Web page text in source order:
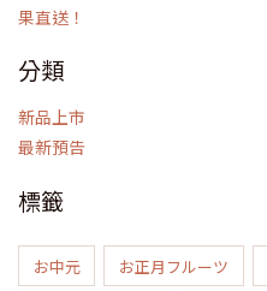
果直送！
分類
新品上市
最新預告
標籤
お中元 お正月フルーツ